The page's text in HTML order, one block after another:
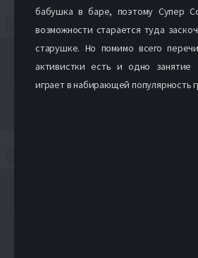
бабушка в баре, поэтому Супер
возможности старается туда
старушке. Но помимо всего
активистки есть и одно
играет в набирающей популярность